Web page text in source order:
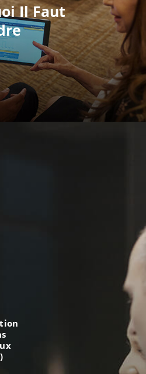
Il Faut